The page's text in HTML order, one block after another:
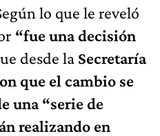
lo que le reveló
“fue una decisión
desde la Secretaría
que el cambio se
una “serie de
realizando en